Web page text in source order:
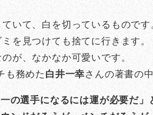
いて、白を切っているものです
を見つけても捨てに行きます。
が、なかなか可愛いです。
も務めた白井一幸さんの著書の
の選手になるには運が必要だ